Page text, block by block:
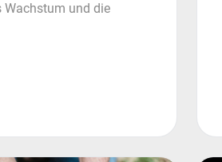
und die